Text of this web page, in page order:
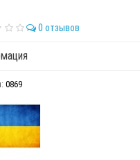
0 отзывов
0869